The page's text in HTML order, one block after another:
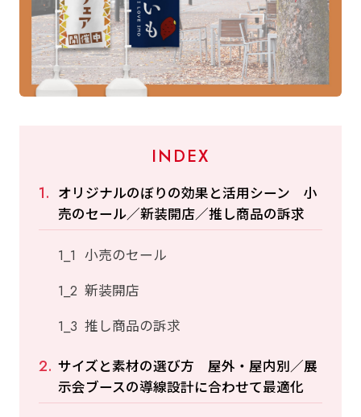
INDEX
オリジナルのぼりの効果と活用シーン 小
売のセール／新装開店／推し商品の訴求
小売のセール
新装開店
推し商品の訴求
サイズと素材の選び方 屋外・屋内別／展
示会ブースの導線設計に合わせて最適化